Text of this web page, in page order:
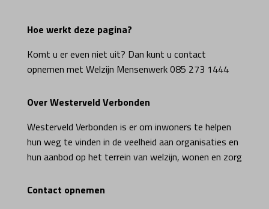
Hoe werkt deze pagina?
Komt u er even niet uit? Dan kunt u contact
opnemen met Welzijn Mensenwerk 085 273 1444
Over Westerveld Verbonden
Westerveld Verbonden is er om inwoners te helpen
hun weg te vinden in de veelheid aan organisaties en
hun aanbod op het terrein van welzijn, wonen en zorg
Contact opnemen